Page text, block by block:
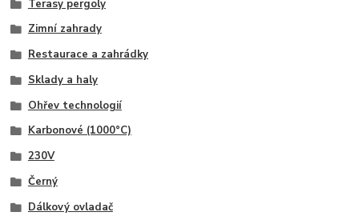
Terasy pergoly
Zimní zahrady
Restaurace a zahrádky
Sklady a haly
Ohřev technologií
Karbonové (1000°C)
230V
Černý
Dálkový ovladač